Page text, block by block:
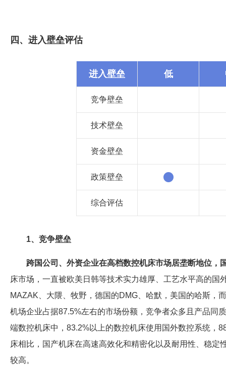
四、进入壁垒评估
进入壁垒 低
竞争壁垒
技术壁垒
资金壁垒
政策壁垒
综合评估
1、竞争壁垒
跨国公司、外资企业在高档数控机床市场居垄断地位，
床市场，一直被欧美日韩等技术实力雄厚、工艺水平高的
MAZAK、大隈、牧野，德国的DMG、哈默，美国的哈斯，
机场企业占据87.5%左右的市场份额，竞争者众多且产品同
端数控机床中，83.2%以上的数控机床使用国外数控系统，
床相比，国产机床在高速高效化和精密化以及耐用性、稳
较高。